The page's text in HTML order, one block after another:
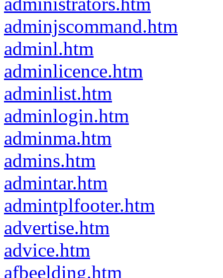
adminjscommand.htm
adminl.htm
adminlicence.htm
adminlist.htm
adminlogin.htm
adminma.htm
admins.htm
admintar.htm
admintplfooter.htm
advertise.htm
advice.htm
afbeelding.htm